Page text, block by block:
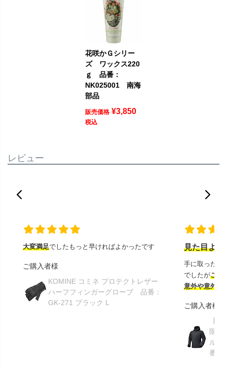
花咲かＧシリー
ズ ワックス220
ｇ 品番：
NK025001 南海
部品
販売価格 ¥3,850
税込
レビュー
大変満足でしたもっと早ければよかったです
ご購入者様
KOMINE コミネ プロテクトレザー
ハーフフィンガーグローブ 品番：
GK-271 ブラック L
見た目より
手に取ったと
でしたがこの
意外や意外ス
ご購入者様
限り
ルメ
番：